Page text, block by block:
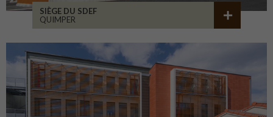
SIÈGE DU SDEF
QUIMPER